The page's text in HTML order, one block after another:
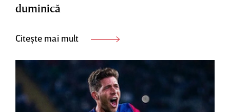
duminică
Citește mai mult